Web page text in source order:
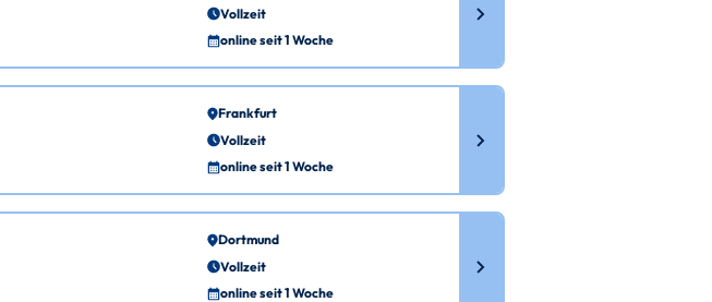
Vollzeit
online seit 1 Woche
Frankfurt
Vollzeit
online seit 1 Woche
Dortmund
Vollzeit
online seit 1 Woche